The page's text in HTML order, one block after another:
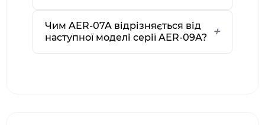
Чим AER-07A відрізняється від
наступної моделі серії AER-09A?